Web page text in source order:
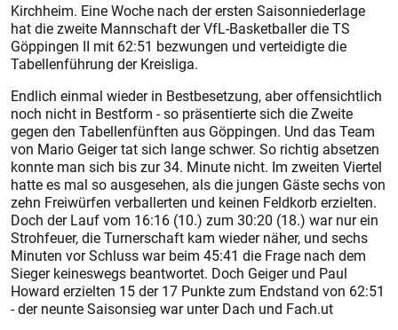
Kirchheim. Eine Woche nach der ersten Saisonniederlage
hat die zweite Mannschaft der VfL-Basketballer die TS
Göppingen II mit 62:51 bezwungen und verteidigte die
Tabellenführung der Kreisliga.
Endlich einmal wieder in Bestbesetzung, aber offensichtlich
noch nicht in Bestform - so präsentierte sich die Zweite
gegen den Tabellenfünften aus Göppingen. Und das Team
von Mario Geiger tat sich lange schwer. So richtig absetzen
konnte man sich bis zur 34. Minute nicht. Im zweiten Viertel
hatte es mal so ausgesehen, als die jungen Gäste sechs von
zehn Freiwürfen verballerten und keinen Feldkorb erzielten.
Doch der Lauf vom 16:16 (10.) zum 30:20 (18.) war nur ein
Strohfeuer, die Turnerschaft kam wieder näher, und sechs
Minuten vor Schluss war beim 45:41 die Frage nach dem
Sieger keineswegs beantwortet. Doch Geiger und Paul
Howard erzielten 15 der 17 Punkte zum Endstand von 62:51
- der neunte Saisonsieg war unter Dach und Fach.ut